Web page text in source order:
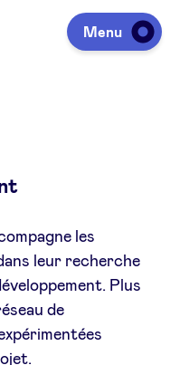
Menu
les
leur recherche
Plus
de